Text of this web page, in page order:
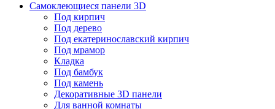
Самоклеющиеся панели 3D
Под кирпич
Под дерево
Под екатеринославский кирпич
Под мрамор
Кладка
Под бамбук
Под камень
Декоративные 3D панели
Для ванной комнаты